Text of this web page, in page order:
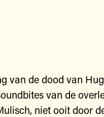
van de dood van
van de
niet ooit door